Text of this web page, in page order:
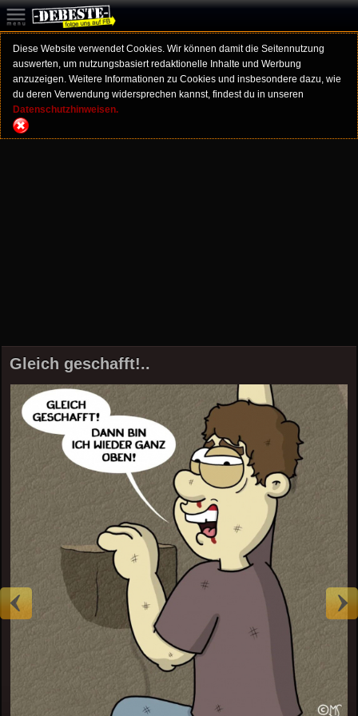
Diese Website verwendet Cookies. Wir können damit die Seitennutzung
auswerten, um nutzungsbasiert redaktionelle Inhalte und Werbung
anzuzeigen. Weitere Informationen zu Cookies und insbesondere dazu, wie
du deren Verwendung widersprechen kannst, findest du in unseren
Datenschutzhinweisen.
Gleich geschafft!..